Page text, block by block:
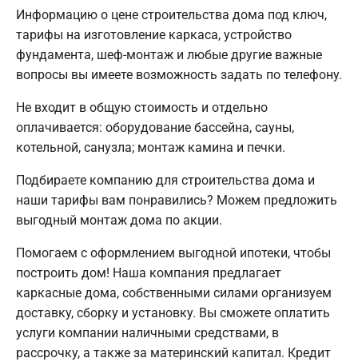
Информацию о цене строительства дома под ключ,
тарифы на изготовление каркаса, устройство
фундамента, шеф-монтаж и любые другие важные
вопросы вы имеете возможность задать по телефону.
Не входит в общую стоимость и отдельно
оплачивается: оборудование бассейна, сауны,
котельной, санузла; монтаж камина и печки.
Подбираете компанию для строительства дома и
наши тарифы вам понравились? Можем предложить
выгодный монтаж дома по акции.
Помогаем с оформлением выгодной ипотеки, чтобы
построить дом! Наша компания предлагает
каркасные дома, собственными силами организуем
доставку, сборку и установку. Вы сможете оплатить
услуги компании наличными средствами, в
рассрочку, а также за материнский капитал. Кредит